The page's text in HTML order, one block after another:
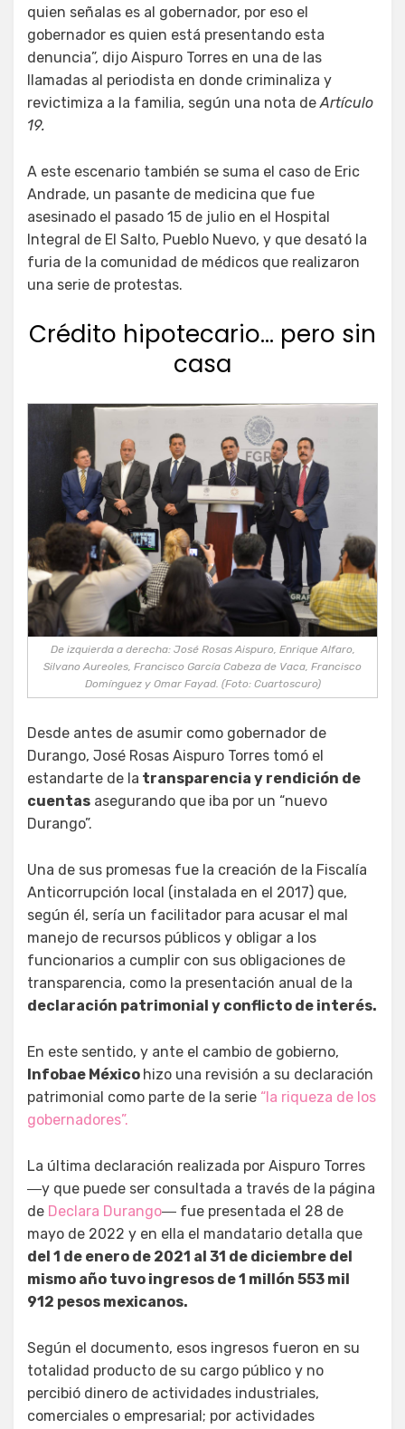
quien señalas es al gobernador, por eso el
gobernador es quien está presentando esta
denuncia”, dijo Aispuro Torres en una de las
llamadas al periodista en donde criminaliza y
revictimiza a la familia, según una nota deArtículo
19.
A este escenario también se suma el caso de Eric
Andrade, un pasante de medicina que fue
asesinado el pasado 15 de julio en el Hospital
Integral de El Salto, Pueblo Nuevo, y que desató la
furia de la comunidad de médicos que realizaron
una serie de protestas.
Crédito hipotecario… pero sin
casa
De izquierda a derecha: José Rosas Aispuro, Enrique Alfaro,
Silvano Aureoles, Francisco García Cabeza de Vaca, Francisco
Domínguez y Omar Fayad. (Foto: Cuartoscuro)
Desde antes de asumir como gobernador de
Durango, José Rosas Aispuro Torres tomó el
estandarte de la transparencia y rendición de
cuentas asegurando que iba por un “nuevo
Durango”.
Una de sus promesas fue la creación de la Fiscalía
Anticorrupción local (instalada en el 2017) que,
según él, sería un facilitador para acusar el mal
manejo de recursos públicos y obligar a los
funcionarios a cumplir con sus obligaciones de
transparencia, como la presentación anual de la
declaración patrimonial y conflicto de interés.
En este sentido, y ante el cambio de gobierno,
Infobae México hizo una revisión a su declaración
patrimonial como parte de la serie “la riqueza de los
gobernadores”.
La última declaración realizada por Aispuro Torres
―y que puede ser consultada a través de la página
de Declara Durango― fue presentada el 28 de
mayo de 2022 y en ella el mandatario detalla que
del 1 de enero de 2021 al 31 de diciembre del
mismo año tuvo ingresos de 1 millón 553 mil
912 pesos mexicanos.
Según el documento, esos ingresos fueron en su
totalidad producto de su cargo público y no
percibió dinero de actividades industriales,
comerciales o empresarial; por actividades